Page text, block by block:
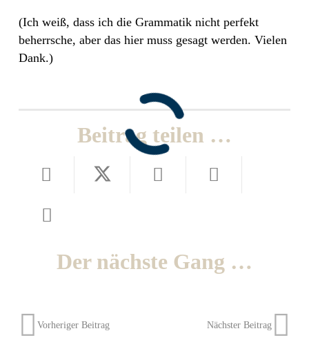
(Ich weiß, dass ich die Grammatik nicht perfekt
beherrsche, aber das hier muss gesagt werden. Vielen
Dank.)
Beitrag teilen …
Der nächste Gang …
Vorheriger Beitrag Nächster Beitrag